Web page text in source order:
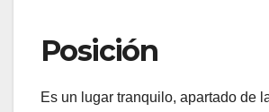
Posición
Es un lugar tranquilo, apartado de